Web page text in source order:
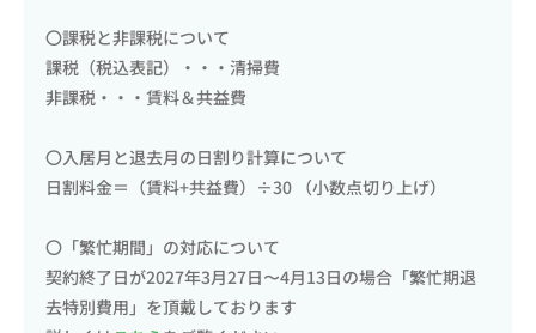
〇課税と非課税について
課税（税込表記）・・・清掃費
非課税・・・賃料＆共益費
〇入居月と退去月の日割り計算について
日割料金＝（賃料+共益費）÷30 （小数点切り上げ）
〇「繁忙期間」の対応について
契約終了日が2027年3月27日〜4月13日の場合「繁忙期退
去特別費用」を頂戴しております